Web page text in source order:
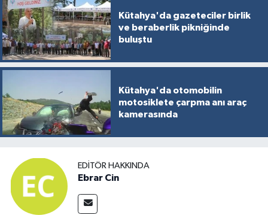
Kütahya'da gazeteciler birlik
ve beraberlik pikniğinde
buluştu
Kütahya'da otomobilin
motosiklete çarpma anı araç
kamerasında
EDITÖR HAKKINDA
Ebrar Cin